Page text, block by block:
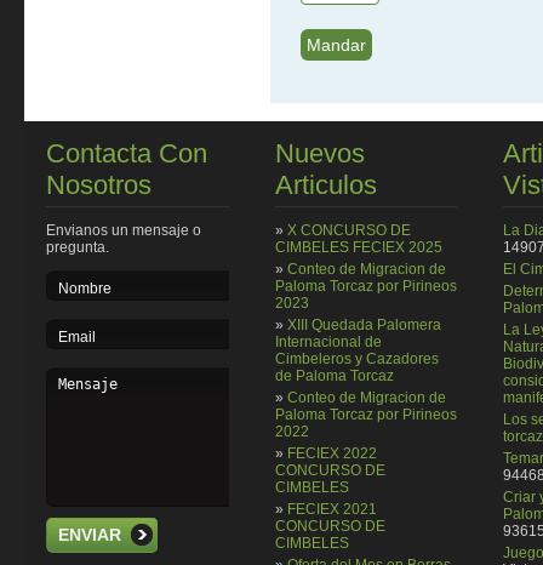
Contacta Con
Nosotros
Envianos un mensaje o
pregunta.
ENVIAR
Nuevos
Articulos
» X CONCURSO DE
CIMBELES FECIEX 2025
» Conteo de Migracion de
Paloma Torcaz por Pirineos
2023
» XIII Quedada Palomera
Internacional de
Cimbeleros y Cazadores
de Paloma Torcaz
» Conteo de Migracion de
Paloma Torcaz por Pirineos
2022
» FECIEX 2022
CONCURSO DE
CIMBELES
» FECIEX 2021
CONCURSO DE
CIMBELES
La
El
La
Los
torcaz
Criar